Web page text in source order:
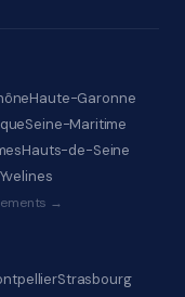
Haute-Garonne
Seine-Maritime
Hauts-de-Seine
Yvelines
→
Strasbourg